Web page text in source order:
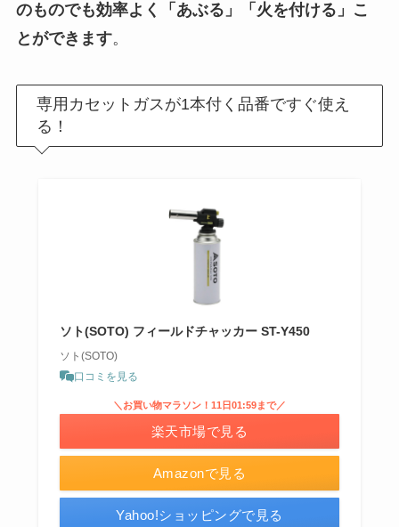
のものでも効率よく「あぶる」「火を付ける」こ
とができます。
専用カセットガスが1本付く品番ですぐ使え
る！
ソト(SOTO) フィールドチャッカー ST-Y450
ソト(SOTO)
口コミを見る
Amazonで見る
＼お買い物マラソン！11日01:59まで／
楽天市場で見る
Yahoo!ショッピングで見る